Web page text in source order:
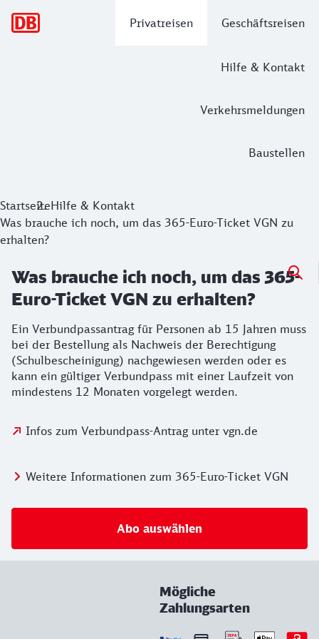
Privatreisen Geschäftsreisen
Hilfe & Kontakt
Verkehrsmeldungen
Baustellen
StartseiteHilfe & Kontakt
Was brauche ich noch, um das 365-Euro-Ticket VGN zu
erhalten?
Was brauche ich noch, um das 365-
Euro-Ticket VGN zu erhalten?
Ein Verbundpassantrag für Personen ab 15 Jahren muss
bei der Bestellung als Nachweis der Berechtigung
(Schulbescheinigung) nachgewiesen werden oder es
kann ein gültiger Verbundpass mit einer Laufzeit von
mindestens 12 Monaten vorgelegt werden.
Infos zum Verbundpass-Antrag unter vgn.de
Weitere Informationen zum 365-Euro-Ticket VGN
Abo auswählen
Mögliche
Zahlungsarten